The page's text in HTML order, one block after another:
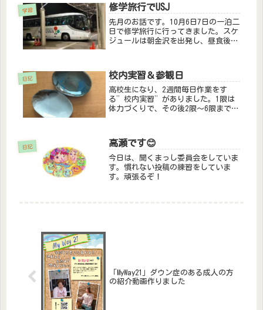
うです。）お子さまは高校を卒業し
て、作業所に通われているとのことで
一...
学習 修学旅行でUSJ
先月のお話です。10月6日7日の一泊二
日で修学旅行に行ってきました。スケ
ジュールは朝金沢を出発し、昼食後ユ
なにわ探検クルーズ、昼食は新世界
で、その後帰路。とても楽しかった
よ...
日記 校内実習＆参観日
高校生になり、2週間毎日作業をす
る”校内実習”がありました。1限は
体力づくりで、その後2限～6限までず
校内で一度経験するのはとても大事。
まなもいい経験になったと思います。
ち...
日記 高瀬です😊
今日は、聞くまっし委員会をしていま
す。慣れない投稿の練習をしていま
す。頑張るぞ！
「MyWay21」ダウン症のある成人の方
の紹介動画作りました